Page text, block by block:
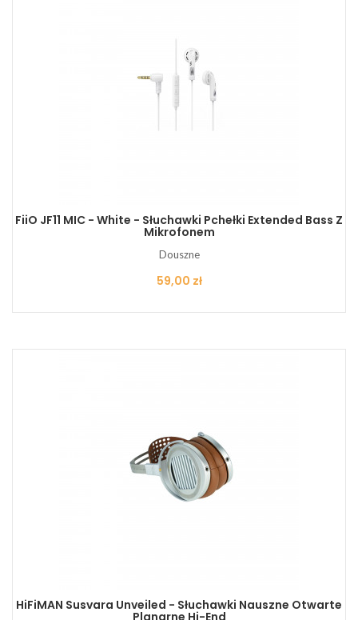
FiiO JF11 MIC - White - Słuchawki Pchełki Extended Bass Z
Mikrofonem
Douszne
Cena
59,00 zł
HiFiMAN Susvara Unveiled - Słuchawki Nauszne Otwarte
Planarne Hi-End